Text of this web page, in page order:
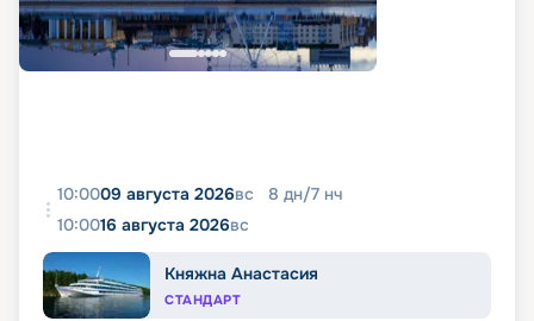
10:0009 августа 2026вс 8 дн/7 нч
10:0016 августа 2026вс
Княжна Анастасия
СТАНДАРТ